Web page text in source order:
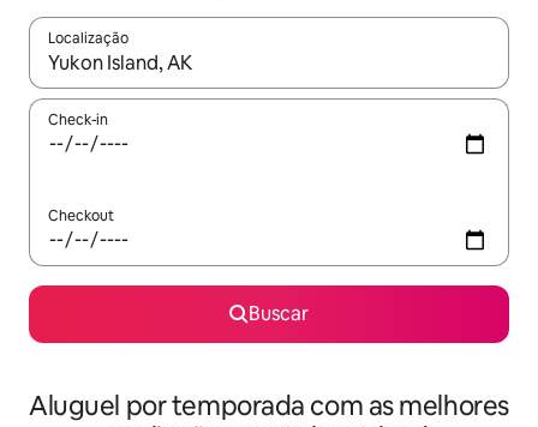
Localização
Quando os resultados estiverem disponíveis, explore-os
Check-in
Checkout
Buscar
Aluguel por temporada com as melhores